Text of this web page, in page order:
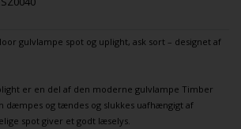
gulvlampe spot og uplight, ask sort – designet af
er en del af den moderne gulvlampe Timber
dæmpes og tændes og slukkes uafhængigt af
spot giver et godt læselys.